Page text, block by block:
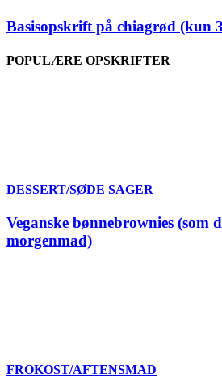
Basisopskrift på chiagrød (kun
POPULÆRE OPSKRIFTER
DESSERT/SØDE SAGER
Veganske bønnebrownies (som
morgenmad)
FROKOST/AFTENSMAD